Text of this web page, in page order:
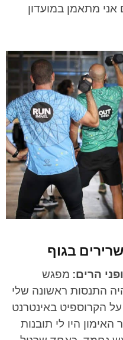
מתאמן במועדון
בגוף
הרים: מפגש
התנסות ראשונה שלי
הקרוספיט באינטרנט
היו לי תובנות